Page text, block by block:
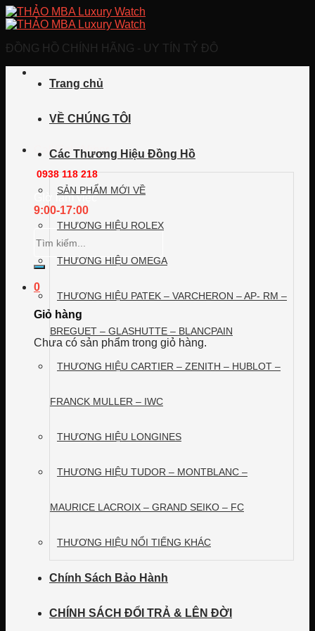
Skip
to
ĐỒNG HỒ CHÍNH HÃNG - UY TÍN TỶ ĐÔ
Call/Zalo/Viber
0938 118 218
GIờ làm việc
9:00-17:00
kiếm:
0
Giỏ hàng
Chưa có sản phẩm trong giỏ hàng.
Trang chủ
VỀ CHÚNG TÔI
Các Thương Hiệu Đồng Hồ
SẢN PHẨM MỚI VỀ
THƯƠNG HIỆU ROLEX
THƯƠNG HIỆU OMEGA
THƯƠNG HIỆU PATEK – VARCHERON – AP- RM –
BREGUET – GLASHUTTE – BLANCPAIN
THƯƠNG HIỆU CARTIER – ZENITH – HUBLOT –
FRANCK MULLER – IWC
THƯƠNG HIỆU LONGINES
THƯƠNG HIỆU TUDOR – MONTBLANC –
MAURICE LACROIX – GRAND SEIKO – FC
THƯƠNG HIỆU NỔI TIẾNG KHÁC
Chính Sách Bảo Hành
CHÍNH SÁCH ĐỔI TRẢ & LÊN ĐỜI